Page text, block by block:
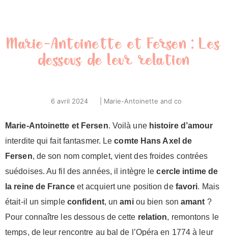
Marie-Antoinette et Fersen : Les
dessous de leur relation
6 avril 2024 Marie-Antoinette and co
Marie-Antoinette et Fersen. Voilà une histoire d’amour
interdite qui fait fantasmer. Lecomte Hans Axel de
Fersen, de son nom complet, vient des froides contrées
suédoises. Au fil des années, il intègre lecercle intime de
la reine de Franceet acquiert une position de favori. Mais
était-il un simple confident, unamiou bien son amant ?
Pour connaître les dessous de cette relation, remontons le
temps, de leur rencontre au bal de l’Opéra en 1774 à leur